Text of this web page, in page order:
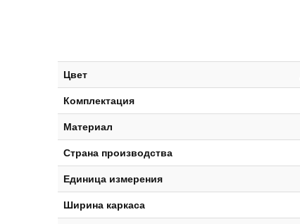
Цвет
Комплектация
Материал
Страна производства
Единица измерения
Ширина каркаса